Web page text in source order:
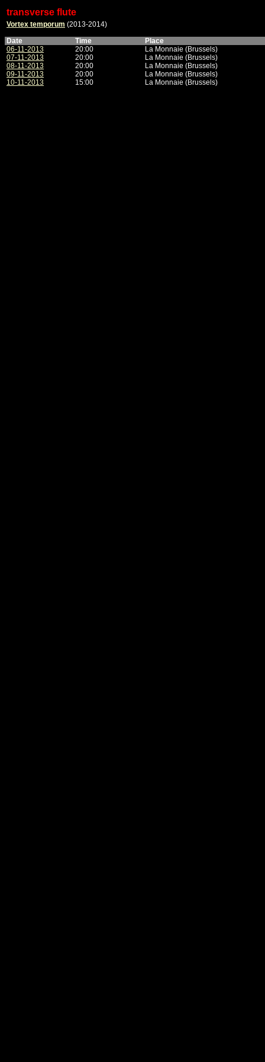
transverse flute
Vortex temporum (2013-2014)
Date
Time
Place
06-11-2013
20:00
La Monnaie (Brussels)
07-11-2013
20:00
La Monnaie (Brussels)
08-11-2013
20:00
La Monnaie (Brussels)
09-11-2013
20:00
La Monnaie (Brussels)
10-11-2013
15:00 La Monnaie (Brussels)